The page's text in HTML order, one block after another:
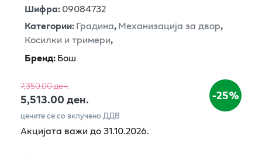
Шифра:09084732
Категории:Градина,Механизација за двор,
Косилки и тримери,
Бренд:Бош
7,350.00 ден.
5,513.00 ден. -25%
цените се со вклучено ДДВ
Акцијата важи до 31.10.2026.